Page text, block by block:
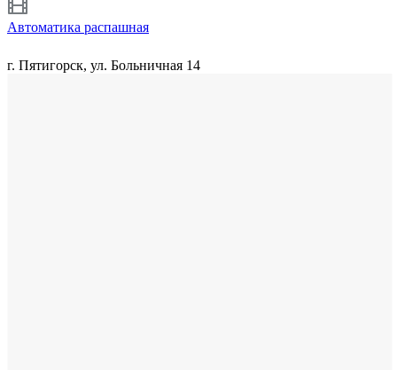
Автоматика распашная
г. Пятигорск, ул. Больничная 14